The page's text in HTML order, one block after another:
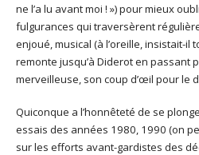
ne l’a lu avant moi ! ») pour mieux
fulgurances qui traversèrent
enjoué, musical (à l’oreille, insistait-il
remonte jusqu’à Diderot en passant
merveilleuse, son coup d’œil pour le
Quiconque a l’honnêteté de se
essais des années 1980, 1990 (on
sur les efforts avant-gardistes des